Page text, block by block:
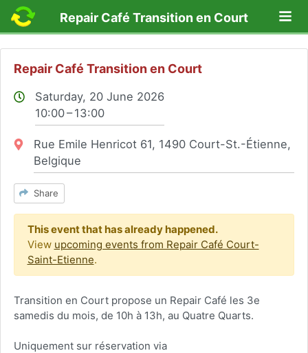
Repair Café Transition en Court
Repair Café Transition en Court
Saturday, 20 June 2026
10:00 – 13:00
Location:
Rue Emile Henricot 61, 1490 Court-St.-Étienne,
Belgique
Share
This event that has already happened.
View upcoming events from Repair Café Court-
Saint-Etienne.
Transition en Court propose un Repair Café les 3e
samedis du mois, de 10h à 13h, au Quatre Quarts.
Uniquement sur réservation via